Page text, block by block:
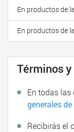
En productos de
En productos de
Términos
En todas
generales
Recibirás el